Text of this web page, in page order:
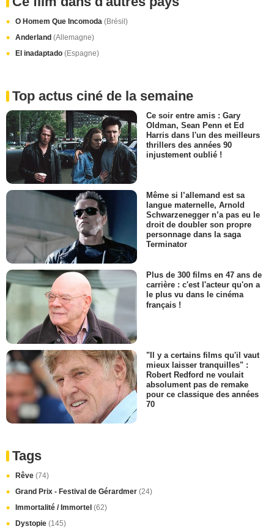
O Homem Que Incomoda (Brésil)
Anderland (Allemagne)
El inadaptado (Espagne)
Top actus ciné de la semaine
Ce soir entre amis : Gary
Oldman, Sean Penn et Ed
Harris dans l'un des meilleurs
thrillers des années 90
injustement oublié !
Même si l’allemand est sa
langue maternelle, Arnold
Schwarzenegger n’a pas eu le
droit de doubler son propre
personnage dans la saga
Terminator
Plus de 300 films en 47 ans de
carrière : c'est l'acteur qu'on a
le plus vu dans le cinéma
français !
"Il y a certains films qu'il vaut
mieux laisser tranquilles" :
Robert Redford ne voulait
absolument pas de remake
pour ce classique des années
70
Tags
Rêve (74)
Grand Prix - Festival de Gérardmer (24)
Immortalité / Immortel (62)
Dystopie (145)